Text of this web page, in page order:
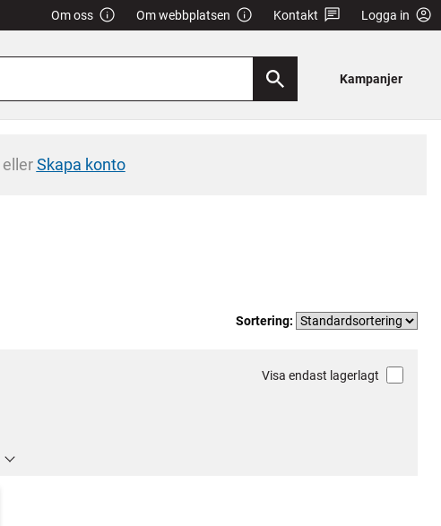
Om oss Om webbplatsen Kontakt Logga in
Kampanjer
ellerSkapa konto
Sortering:
Visa endast lagerlagt